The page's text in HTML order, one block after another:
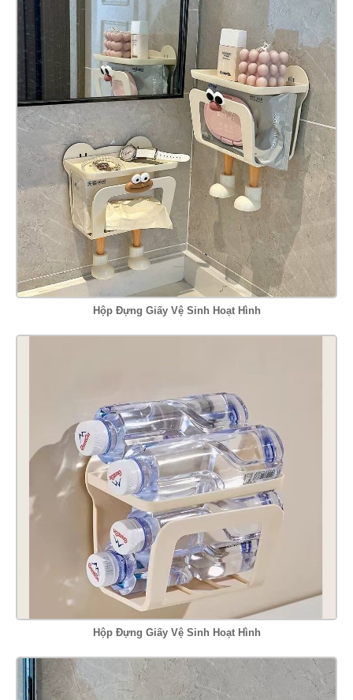
Hộp Đựng Giấy Vệ Sinh Hoạt Hình
Hộp Đựng Giấy Vệ Sinh Hoạt Hình